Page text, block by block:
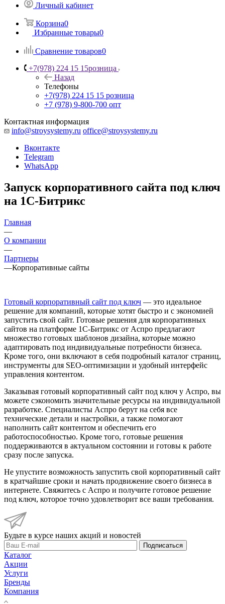
Личный кабинет
Корзина0
Избранные товары0
Сравнение товаров0
+7(978) 224 15 15розница
Назад
Телефоны
+7(978) 224 15 15 розница
+7 (978) 9-800-700 опт
Контактная информация
info@stroysystemy.ru office@stroysystemy.ru
Вконтакте
Telegram
WhatsApp
Запуск корпоративного сайта под ключ
на 1С-Битрикс
Главная
—
О компании
—
Партнеры
—Корпоративные сайты
Готовый корпоративный сайт под ключ — это идеальное
решение для компаний, которые хотят быстро и с экономией
запустить свой сайт. Готовые решения для корпоративных
сайтов на платформе 1С-Битрикс от Аспро предлагают
множество готовых шаблонов дизайна, которые можно
адаптировать под индивидуальные потребности бизнеса.
Кроме того, они включают в себя подробный каталог страниц,
инструменты для SEO-оптимизации и удобный интерфейс
управления контентом.
Заказывая готовый корпоративный сайт под ключ у Аспро, вы
можете сэкономить значительные ресурсы на индивидуальной
разработке. Специалисты Аспро берут на себя все
технические детали и настройки, а также помогают
наполнить сайт контентом и обеспечить его
работоспособностью. Кроме того, готовые решения
поддерживаются в актуальном состоянии и готовы к работе
сразу после запуска.
Не упустите возможность запустить свой корпоративный сайт
в кратчайшие сроки и начать продвижение своего бизнеса в
интернете. Свяжитесь с Аспро и получите готовое решение
под ключ, которое точно удовлетворит все ваши требования.
Будьте в курсе наших акций и новостей
Подписаться
Каталог
Акции
Услуги
Бренды
Компания